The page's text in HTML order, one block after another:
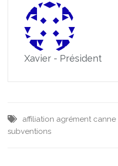
Xavier - Président
affiliation agrément canne
subventions